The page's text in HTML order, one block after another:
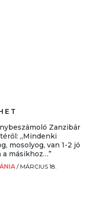
Zanzibár
„Mindenki
mosolyog, van 1-2 jó
a másikhoz…”
/ MÁRCIUS 18.